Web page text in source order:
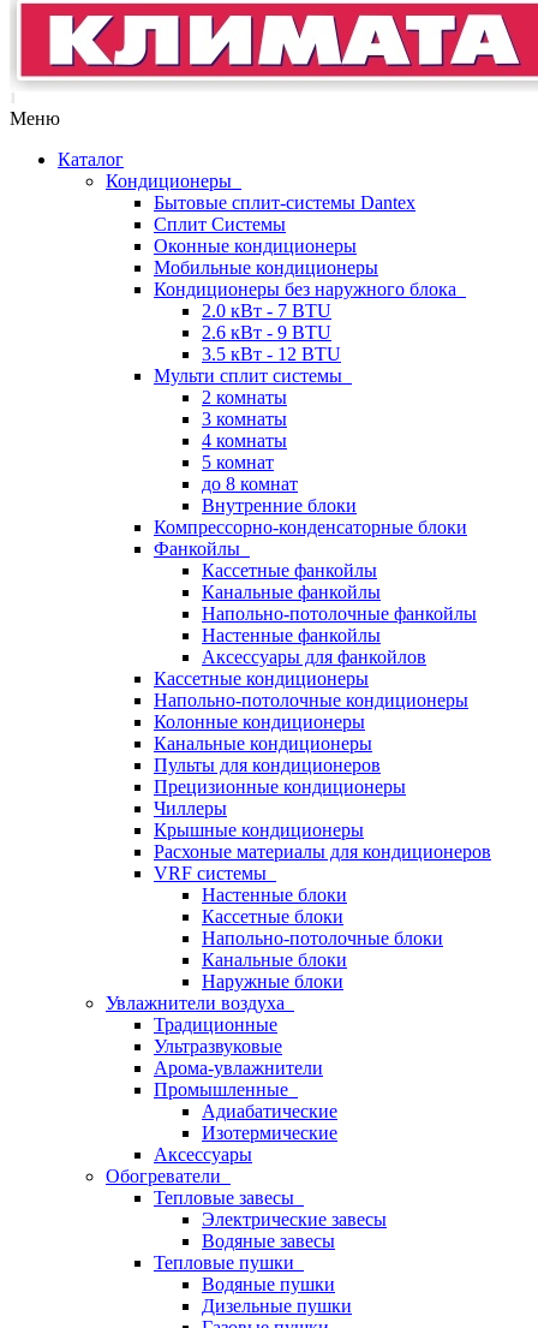
Меню
Каталог
Кондиционеры
Бытовые сплит-системы Dantex
Сплит Системы
Оконные кондиционеры
Мобильные кондиционеры
Кондиционеры без наружного блока
2.0 кВт - 7 BTU
2.6 кВт - 9 BTU
3.5 кВт - 12 BTU
Мульти сплит системы
2 комнаты
3 комнаты
4 комнаты
5 комнат
до 8 комнат
Внутренние блоки
Компрессорно-конденсаторные блоки
Фанкойлы
Кассетные фанкойлы
Канальные фанкойлы
Напольно-потолочные фанкойлы
Настенные фанкойлы
Аксессуары для фанкойлов
Кассетные кондиционеры
Напольно-потолочные кондиционеры
Колонные кондиционеры
Канальные кондиционеры
Пульты для кондиционеров
Прецизионные кондиционеры
Чиллеры
Крышные кондиционеры
Расхоные материалы для кондиционеров
VRF системы
Настенные блоки
Кассетные блоки
Напольно-потолочные блоки
Канальные блоки
Наружные блоки
Увлажнители воздуха
Традиционные
Ультразвуковые
Арома-увлажнители
Промышленныe
Адиабатические
Изотермические
Аксессуары
Обогреватели
Тепловые завесы
Электрические завесы
Водяные завесы
Тепловые пушки
Водяные пушки
Дизельные пушки